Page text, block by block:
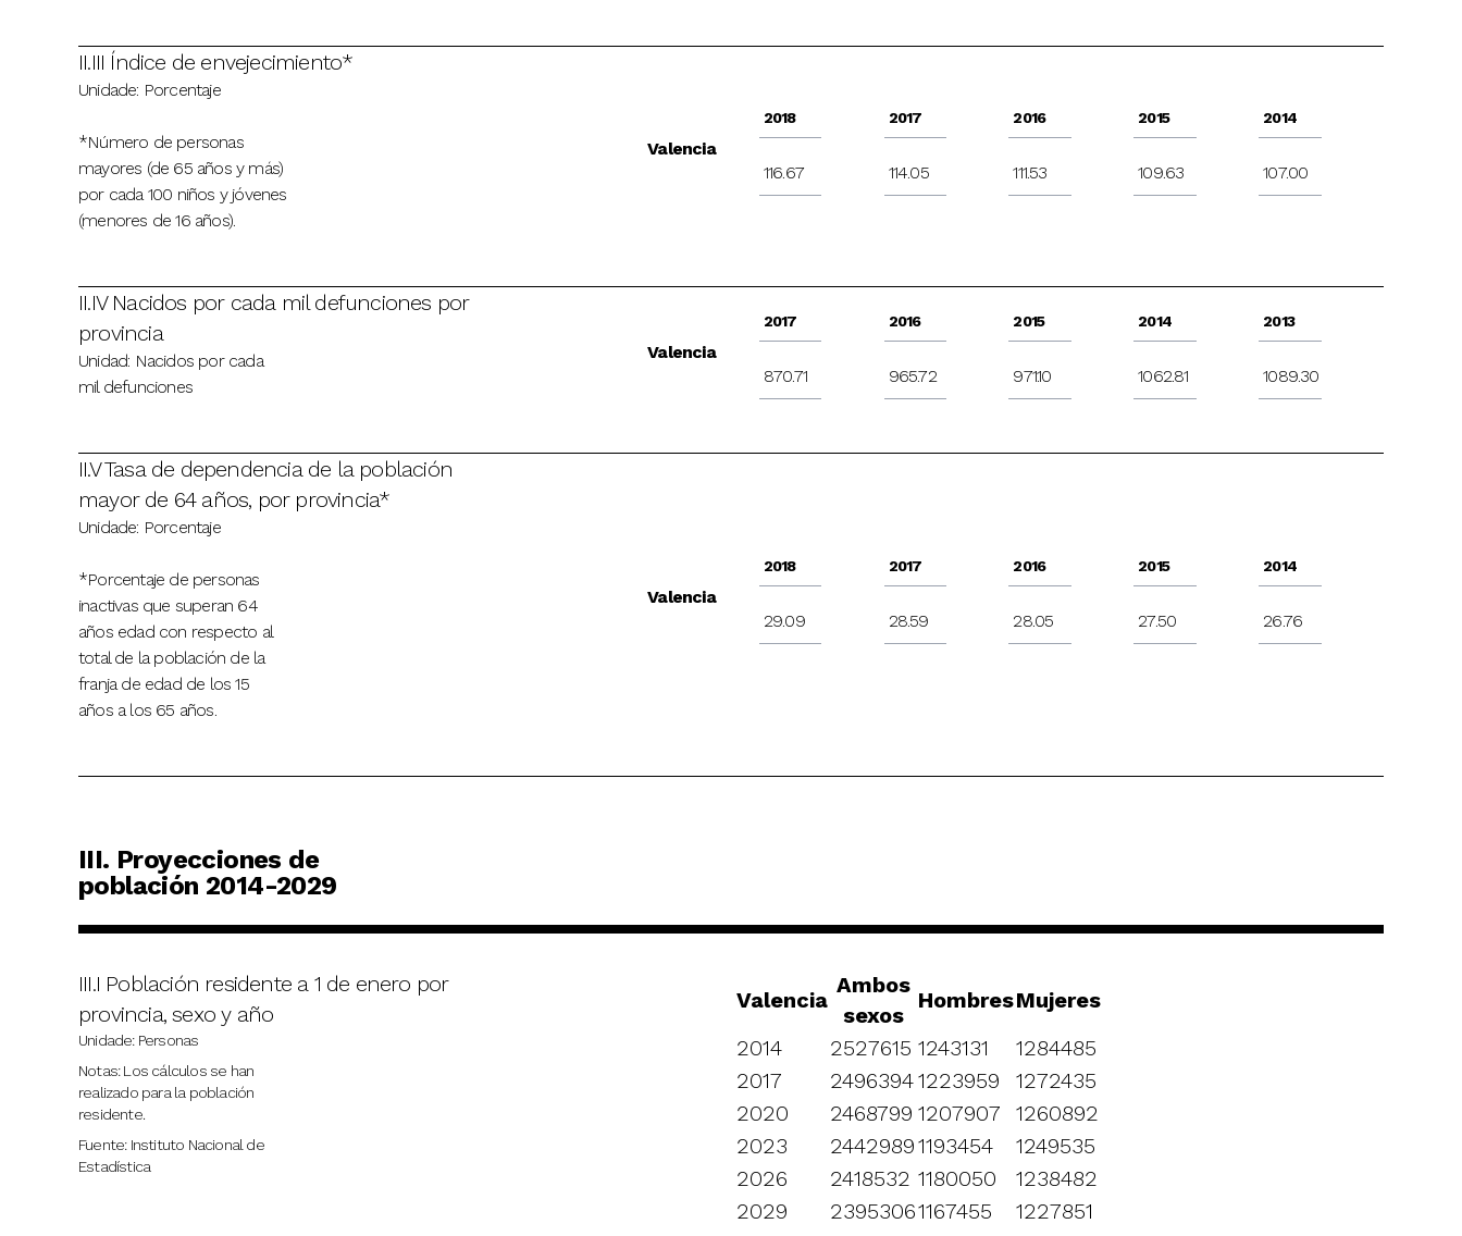
II.III Índice de envejecimiento*
Unidade: Porcentaje
*Número de personas
mayores (de 65 años y más)
por cada 100 niños y jóvenes
(menores de 16 años).
Valencia
2018
116.67
2017
114.05
2016
111.53
2015
109.63
2014
107.00
II.IV Nacidos por cada mil defunciones por
provincia
Unidad: Nacidos por cada
mil defunciones
Valencia
2017
870.71
2016
965.72
2015
971.10
2014
1062.81
2013
1089.30
II.V Tasa de dependencia de la población
mayor de 64 años, por provincia*
Unidade: Porcentaje
*Porcentaje de personas
inactivas que superan 64
años edad con respecto al
total de la población de la
franja de edad de los 15
años a los 65 años.
Valencia
2018
29.09
2017
28.59
2016
28.05
2015
27.50
2014
26.76
III. Proyecciones de
población 2014-2029
III.I Población residente a 1 de enero por
provincia, sexo y año
Unidade: Personas
Notas: Los cálculos se han
realizado para la población
residente.
Fuente: Instituto Nacional de
Estadística
Valencia
Ambos
sexos
HombresMujeres
2014
2527615 1243131
1284485
2017
24963941223959
1272435
2020
2468799 1207907
1260892
2023
24429891193454
1249535
2026
2418532 1180050
1238482
2029
23953061167455 1227851